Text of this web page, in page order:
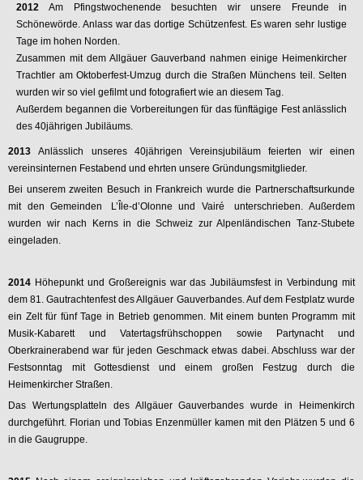
2012Am Pfingstwochenende besuchten wir unsere Freunde in
Schönewörde. Anlass war das dortige Schützenfest. Es waren sehr lustige
Tage im hohen Norden.
Zusammen mit dem Allgäuer Gauverband nahmen einige Heimenkircher
Trachtler am Oktoberfest-Umzug durch die Straßen Münchens teil. Selten
wurden wir so viel gefilmt und fotografiert wie an diesem Tag.
Außerdem begannen die Vorbereitungen für das fünftägige Fest anlässlich
des 40jährigen Jubiläums.
2013Anlässlich unseres 40jährigen Vereinsjubiläum feierten wir einen
vereinsinternen Festabend und ehrten unsere Gründungsmitglieder.
Bei unserem zweiten Besuch in Frankreich wurde die Partnerschaftsurkunde
mit den GemeindenL’Île-d’Olonne und Vairé
unterschrieben. Außerdem
wurden wir nach Kerns in die Schweiz zur Alpenländischen Tanz-Stubete
eingeladen.
2014 Höhepunkt und Großereignis war das Jubiläumsfest in Verbindung mit
dem 81. Gautrachtenfest des Allgäuer Gauverbandes. Auf dem Festplatz wurde
ein Zelt für fünf Tage in Betrieb genommen. Mit einem bunten Programm mit
Musik-Kabarett und Vatertagsfrühschoppen sowie Partynacht und
Oberkrainerabend war für jeden Geschmack etwas dabei. Abschluss war der
Festsonntag mit Gottesdienst und einem großen Festzug durch die
Heimenkircher Straßen.
Das Wertungsplatteln des Allgäuer Gauverbandes wurde in Heimenkirch
durchgeführt. Florian und Tobias Enzenmüller kamen mit den Plätzen 5 und 6
in die Gaugruppe.